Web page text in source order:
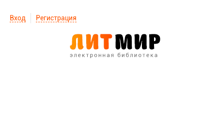
Вход Регистрация